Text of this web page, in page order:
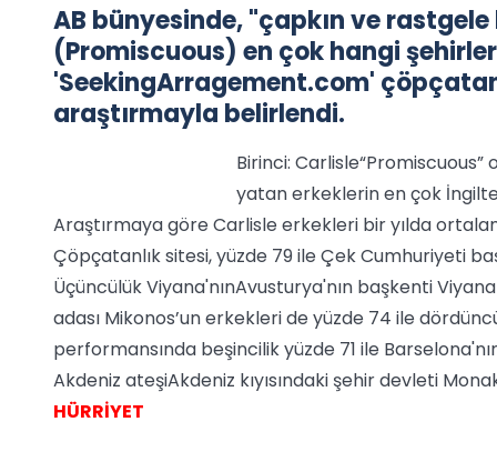
AB bünyesinde, "çapkın ve
(Promiscuous) en çok hangi
'SeekingArragement.com'
araştırmayla belirlendi.
Birinci:
yatan erkeklerin en çok
Araştırmaya göre Carlisle erkekleri bir yılda
Çöpçatanlık sitesi, yüzde 79 ile Çek Cumhuriyeti
Üçüncülük Viyana'nınAvusturya'nın başkenti
adası Mikonos’un erkekleri de yüzde 74 ile
performansında beşincilik yüzde 71 ile
Akdeniz ateşiAkdeniz kıyısındaki şehir devleti
HÜRRİYET